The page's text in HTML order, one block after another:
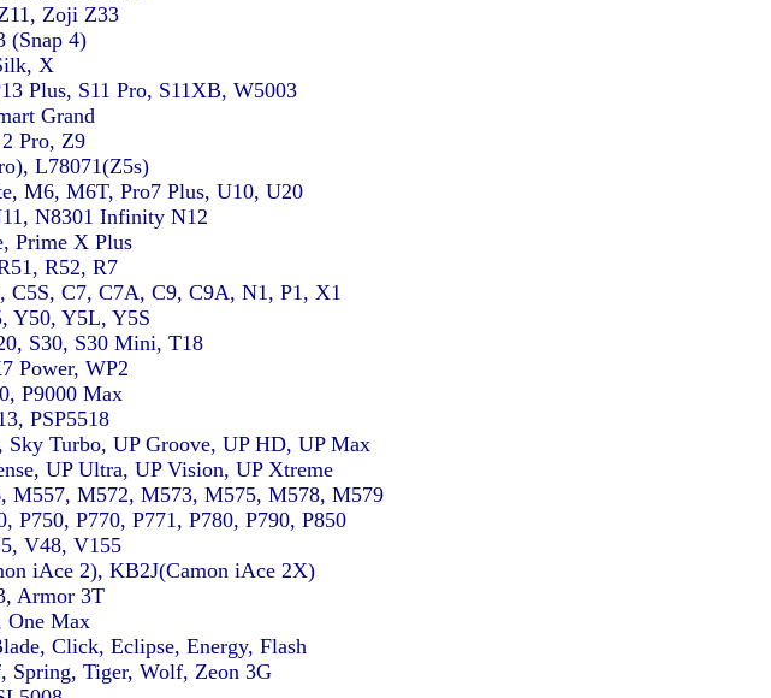
Zoji Z33
(Snap 4)
X
Plus, S11 Pro, S11XB, W5003
Grand
Pro, Z9
L78071(Z5s)
M6, M6T, Pro7 Plus, U10, U20
N8301 Infinity N12
Prime X Plus
R52, R7
C7, C7A, C9, C9A, N1, P1, X1,
Y50, Y5L, Y5S
S30, S30 Mini, T18
Power, WP2
P9000 Max
PSP5518
Turbo, UP Groove, UP HD, UP Max,
UP Ultra, UP Vision, UP Xtreme
M572, M573, M575, M578, M579,
P770, P771, P780, P790, P850
V48, V155
iAce 2), KB2J(Camon iAce 2X)
Armor 3T
Max
Click, Eclipse, Energy, Flash,
Spring, Tiger, Wolf, Zeon 3G